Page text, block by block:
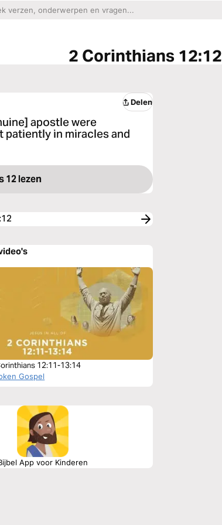
2 Corinthians 12:12
Delen
apostle were
patiently in miracles and
12 lezen
12:11-13:14
Gospel
App voor Kinderen